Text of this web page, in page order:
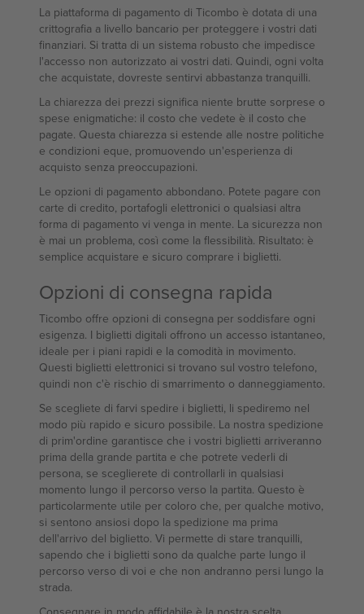
La piattaforma di pagamento di Ticombo è dotata di una
crittografia a livello bancario per proteggere i vostri dati
finanziari. Si tratta di un sistema robusto che impedisce
l'accesso non autorizzato ai vostri dati. Quindi, ogni volta
che acquistate, dovreste sentirvi abbastanza tranquilli.
La chiarezza dei prezzi significa niente brutte sorprese o
spese enigmatiche: il costo che vedete è il costo che
pagate. Questa chiarezza si estende alle nostre politiche
e condizioni eque, promuovendo un'esperienza di
acquisto senza preoccupazioni.
Le opzioni di pagamento abbondano. Potete pagare con
carte di credito, portafogli elettronici o qualsiasi altra
forma di pagamento vi venga in mente. La sicurezza non
è mai un problema, così come la flessibilità. Risultato: è
semplice acquistare e sicuro comprare i biglietti.
Opzioni di consegna rapida
Ticombo offre opzioni di consegna per soddisfare ogni
esigenza. I biglietti digitali offrono un accesso istantaneo,
ideale per i piani rapidi e la comodità in movimento.
Questi biglietti elettronici si trovano sul vostro telefono,
quindi non c'è rischio di smarrimento o danneggiamento.
Se scegliete di farvi spedire i biglietti, li spediremo nel
modo più rapido e sicuro possibile. La nostra spedizione
di prim'ordine garantisce che i vostri biglietti arriveranno
prima della grande partita e che potrete vederli di
persona, se sceglierete di controllarli in qualsiasi
momento lungo il percorso verso la partita. Questo è
particolarmente utile per coloro che, per qualche motivo,
si sentono ansiosi dopo la spedizione ma prima
dell'arrivo del biglietto. Vi permette di stare tranquilli,
sapendo che i biglietti sono da qualche parte lungo il
percorso verso di voi e che non andranno persi lungo la
strada.